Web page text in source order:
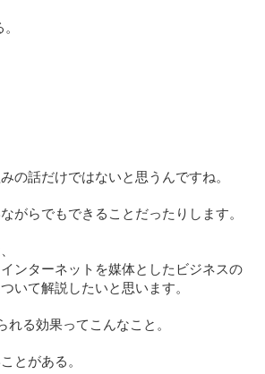
の話だけではないと思うんですね。
がらでもできることだったりします。
ンターネットを媒体としたビジネスの
いて解説したいと思います。
れる効果ってこんなこと。
とがある。